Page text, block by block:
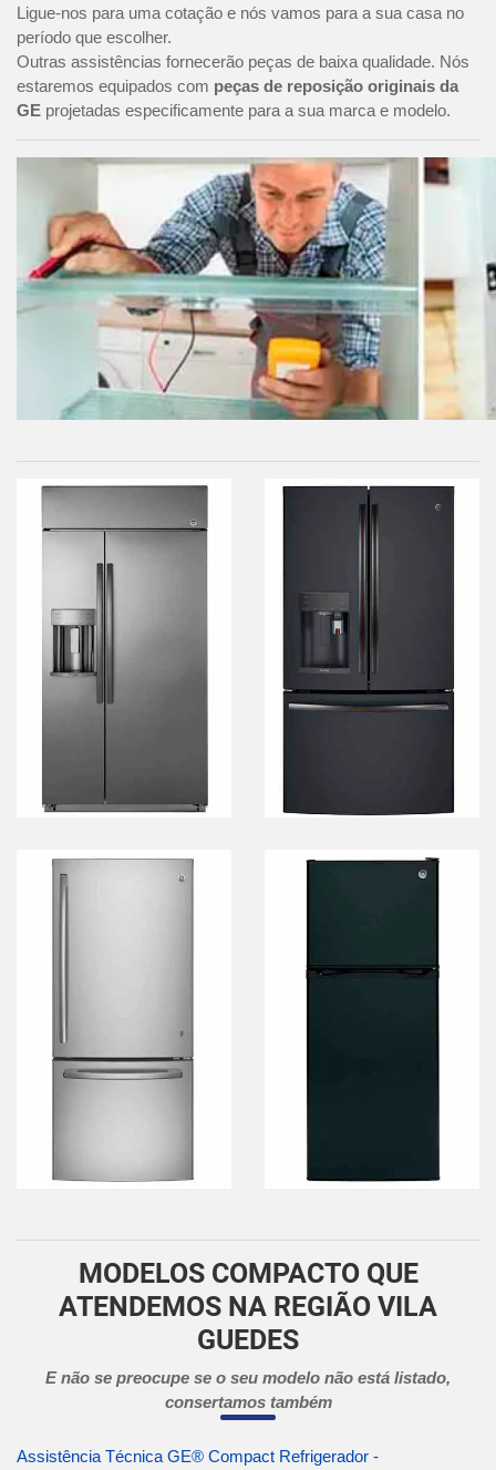
Ligue-nos para uma cotação e nós vamos para a sua casa no
período que escolher.
Outras assistências fornecerão peças de baixa qualidade. Nós
estaremos equipados com peças de reposição originais da
GE projetadas especificamente para a sua marca e modelo.
MODELOS COMPACTO QUE
ATENDEMOS NA REGIÃO VILA
GUEDES
E não se preocupe se o seu modelo não está listado,
consertamos também
Assistência Técnica GE® Compact Refrigerador -